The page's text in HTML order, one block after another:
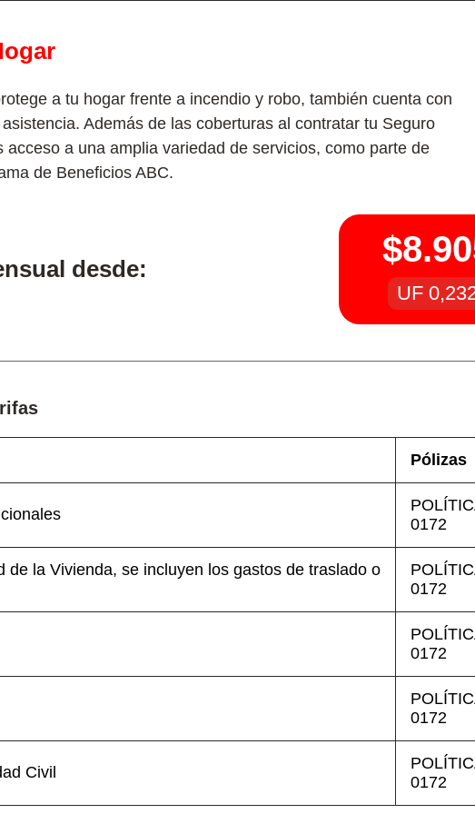
a tu hogar frente a incendio y robo, también cuenta con
Además de las coberturas al contratar tu Seguro
acceso a una amplia variedad de servicios, como parte de
de Beneficios ABC.
desde:
UF
Pólizas
0172
de la Vivienda, se incluyen los gastos de traslado o
0172
0172
0172
Civil
0172